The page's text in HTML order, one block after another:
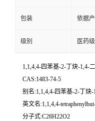
包装 依据
级别 医药级
1,1,4,4-四苯基-2-丁炔-1,4-
CAS:1483-74-5
别名:1,1,4,4-四苯基-2-丁炔-
英文名:1,1,4,4-
分子式:C28H22O2